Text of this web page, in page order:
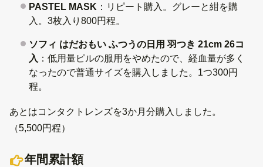
PASTEL MASK ：リピート購入。グレーと紺を購
入。3枚入り800円程。
ソフィ はだおもい ふつうの日用 羽つき 21cm 26コ
入 ：低用量ピルの服用をやめたので、経血量が多く
なったので普通サイズを購入しました。1つ300円
程。
あとはコンタクトレンズを3か月分購入しました。
（5,500円程）
年間累計額